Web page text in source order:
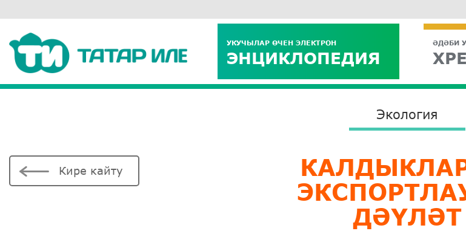
УКУЧЫЛАР ӨЧЕН ЭЛЕКТРОН
ЭНЦИКЛОПЕДИЯ
ӘДӘБИ
Кире кайту
Экология
ДӘҮЛӘТ